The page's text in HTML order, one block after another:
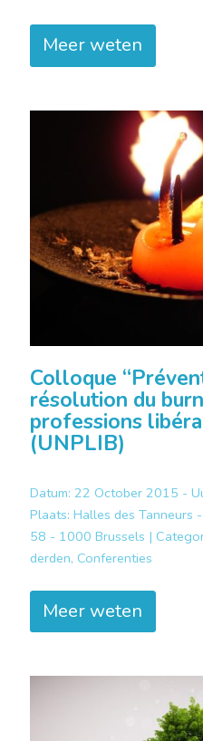
Meer weten
Colloque
résolution du
professions
(UNPLIB)
Datum: 22 October 2015 -
Plaats: Halles des Tanneurs
58 - 1000 Brussels |
derden, Conferenties
Meer weten